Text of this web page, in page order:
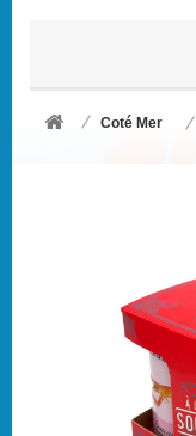
Coté Mer